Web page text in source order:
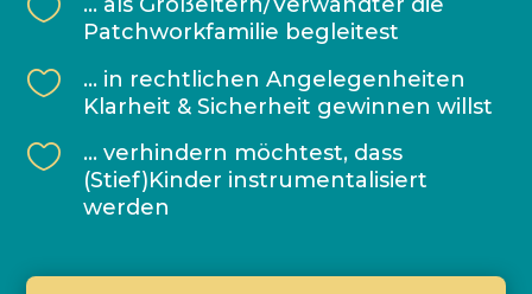

… als Großeltern/Verwandter die
Patchworkfamilie begleitest

… in rechtlichen Angelegenheiten
Klarheit & Sicherheit gewinnen willst

… verhindern möchtest, dass
(Stief)Kinder instrumentalisiert
werden